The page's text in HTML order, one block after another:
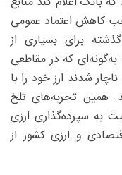
کاهش اعتماد عمومی
برای بسیاری از
که در مقاطعی
شدند ارز خود را با
همین تجربه‌های تلخ
به سپرده‌گذاری ارزی
و ارزی کشور از